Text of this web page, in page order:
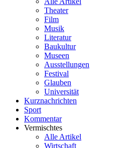
Theater
Film
Musik
Literatur
Baukultur
Museen
Ausstellungen
Festival
Glauben
Universität
Kurznachrichten
Sport
Kommentar
Vermischtes
Alle Artikel
Wirtschaft